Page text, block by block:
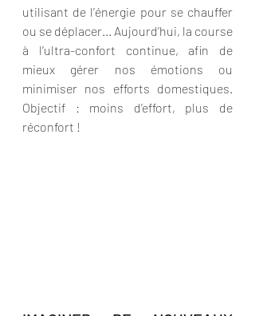
utilisant de l’énergie pour se chauffer
ou se déplacer... Aujourd’hui, la course
à l’ultra-confort continue, afin de
mieux gérer nos émotions ou
minimiser nos efforts domestiques.
Objectif : moins d’effort, plus de
réconfort !